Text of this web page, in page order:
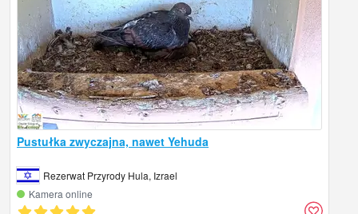
Pustułka zwyczajna, nawet Yehuda
Rezerwat Przyrody Hula, Izrael
Kamera online